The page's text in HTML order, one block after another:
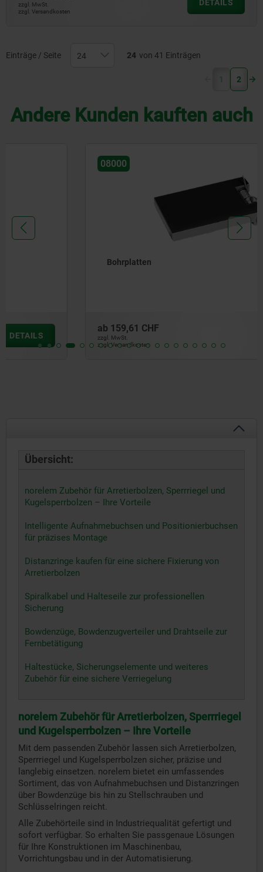
zzgl. MwSt.
zzgl. Versandkosten
DETAILS
Einträge / Seite 24 von 41 Einträgen
1 (current)
2
Andere Kunden kauften auch
159,61 CHF
zzgl. MwSt.
zzgl. Versandkosten
Übersicht:
norelem Zubehör für Arretierbolzen, Sperrriegel und
Kugelsperrbolzen – Ihre Vorteile
Intelligente Aufnahmebuchsen und Positionierbuchsen
für präzises Montage
Distanzringe kaufen für eine sichere Fixierung von
Arretierbolzen
Spiralkabel und Halteseile zur professionellen
Sicherung
Bowdenzüge, Bowdenzugverteiler und Drahtseile zur
Fernbetätigung
Haltestücke, Sicherungselemente und weiteres
Zubehör für eine sichere Verriegelung
norelem Zubehör für Arretierbolzen, Sperrriegel
und Kugelsperrbolzen – Ihre Vorteile
Mit dem passenden Zubehör lassen sich Arretierbolzen,
Sperrriegel und Kugelsperrbolzen sicher, präzise und
langlebig einsetzen. norelem bietet ein umfassendes
Sortiment, das von Aufnahmebuchsen und Distanzringen
über Bowdenzüge bis hin zu Stellschrauben und
Schlüsselringen reicht.
Alle Zubehörteile sind in Industriequalität gefertigt und
sofort verfügbar. So erhalten Sie passgenaue Lösungen
für Ihre Konstruktionen im Maschinenbau,
Vorrichtungsbau und in der Automatisierung.